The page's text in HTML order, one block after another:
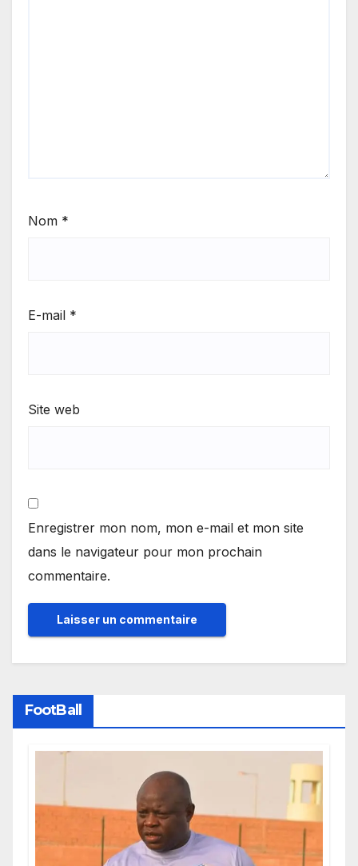
Nom *
E-mail *
Site web
Enregistrer mon nom, mon e-mail et mon site
dans le navigateur pour mon prochain
commentaire.
FootBall